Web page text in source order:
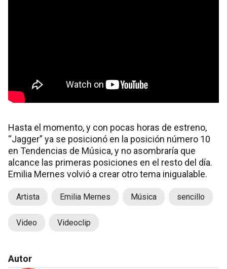
Hasta el momento, y con pocas horas de estreno,
“Jagger” ya se posicionó en la posición número 10
en Tendencias de Música, y no asombraría que
alcance las primeras posiciones en el resto del día.
Emilia Mernes volvió a crear otro tema inigualable.
Artista Emilia Mernes Música sencillo
Video Videoclip
Autor